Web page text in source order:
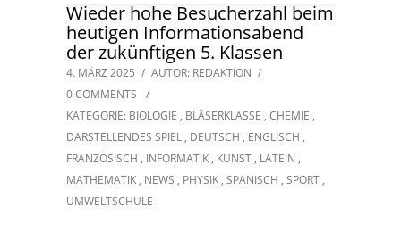
Wieder hohe Besucherzahl beim
heutigen Informationsabend
der zukünftigen 5. Klassen
4. MÄRZ 2025 / AUTOR: REDAKTION /
0 COMMENTS
/
KATEGORIE: BIOLOGIE , BLÄSERKLASSE , CHEMIE ,
DARSTELLENDES SPIEL , DEUTSCH , ENGLISCH ,
FRANZÖSISCH , INFORMATIK , KUNST , LATEIN ,
MATHEMATIK , NEWS , PHYSIK , SPANISCH , SPORT ,
UMWELTSCHULE